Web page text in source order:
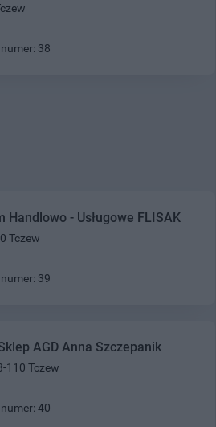
numer: 38
Handlowo - Usługowe FLISAK
Tczew
numer: 39
AGD Anna Szczepanik
110 Tczew
numer: 40